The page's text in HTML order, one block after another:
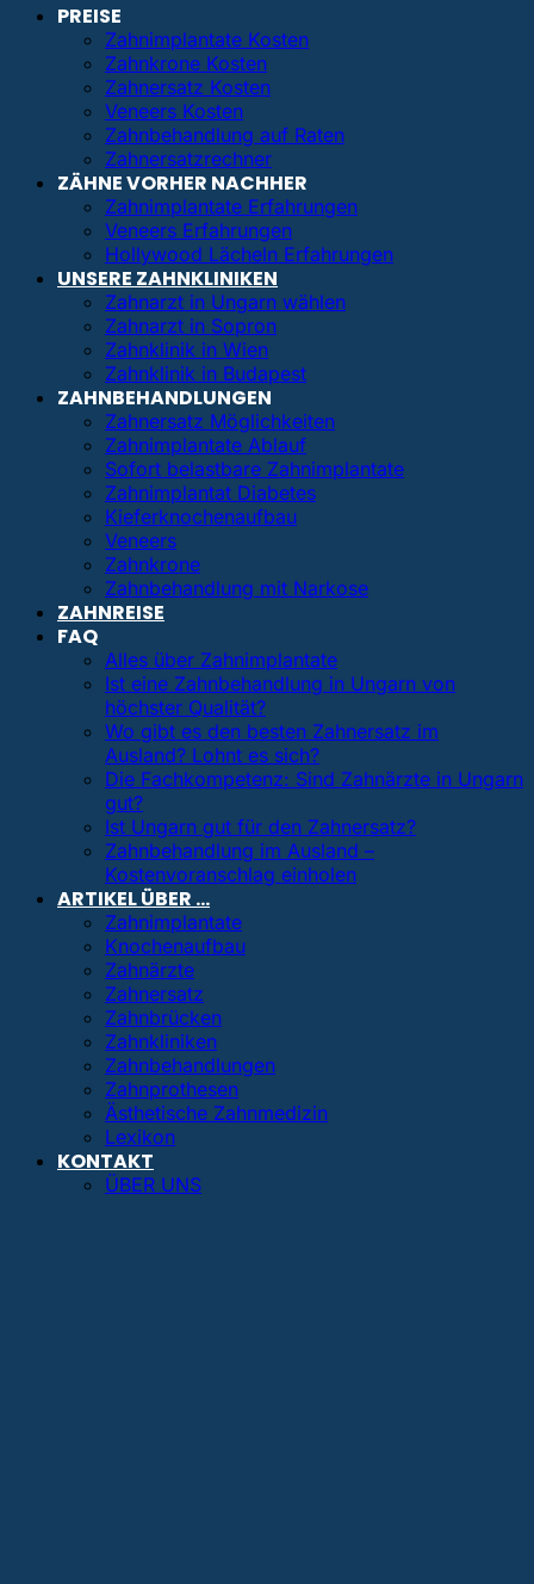
PREISE
Zahnimplantate Kosten
Zahnkrone Kosten
Zahnersatz Kosten
Veneers Kosten
Zahnbehandlung auf Raten
Zahnersatzrechner
ZÄHNE VORHER NACHHER
Zahnimplantate Erfahrungen
Veneers Erfahrungen
Hollywood Lächeln Erfahrungen
UNSERE ZAHNKLINIKEN
Zahnarzt in Ungarn wählen
Zahnarzt in Sopron
Zahnklinik in Wien
Zahnklinik in Budapest
ZAHNBEHANDLUNGEN
Zahnersatz Möglichkeiten
Zahnimplantate Ablauf
Sofort belastbare Zahnimplantate
Zahnimplantat Diabetes
Kieferknochenaufbau
Veneers
Zahnkrone
Zahnbehandlung mit Narkose
ZAHNREISE
FAQ
Alles über Zahnimplantate
Ist eine Zahnbehandlung in Ungarn von
höchster Qualität?
Wo gibt es den besten Zahnersatz im
Ausland? Lohnt es sich?
Die Fachkompetenz: Sind Zahnärzte in Ungarn
gut?
Ist Ungarn gut für den Zahnersatz?
Zahnbehandlung im Ausland –
Kostenvoranschlag einholen
ARTIKEL ÜBER …
Zahnimplantate
Knochenaufbau
Zahnärzte
Zahnersatz
Zahnbrücken
Zahnkliniken
Zahnbehandlungen
Zahnprothesen
Ästhetische Zahnmedizin
Lexikon
KONTAKT
ÜBER UNS